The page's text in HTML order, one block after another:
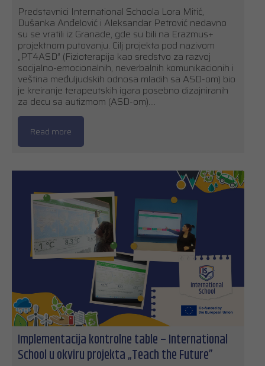
Predstavnici International Schoola Lora Mitić,
Dušanka Anđelović i Aleksandar Petrović nedavno
su se vratili iz Granade, gde su bili na Erazmus+
projektnom putovanju. Cilj projekta pod nazivom
„PT4ASD” (Fizioterapija kao sredstvo za razvoj
socijalno-emocionalnih, neverbalnih komunikacionih i
veština međuljudskih odnosa mladih sa ASD-om) bio
je kreiranje terapeutskih igara posebno dizajniranih
za decu sa autizmom (ASD-om).…
Read more
Implementacija kontrolne table – International
School u okviru projekta „Teach the Future”